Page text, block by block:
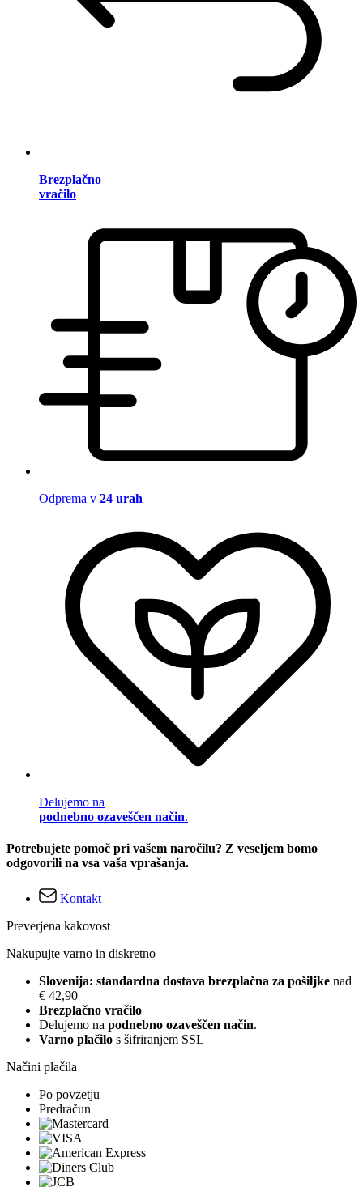
Brezplačno
vračilo
Odprema v 24 urah
Delujemo na
podnebno ozaveščen način.
Potrebujete pomoč pri vašem naročilu? Z veseljem bomo
odgovorili na vsa vaša vprašanja.
Kontakt
Preverjena kakovost
Nakupujte varno in diskretno
Slovenija: standardna dostava brezplačna za pošiljke nad
€ 42,90
Brezplačno vračilo
Delujemo na podnebno ozaveščen način.
Varno plačilo s šifriranjem SSL
Načini plačila
Po povzetju
Predračun